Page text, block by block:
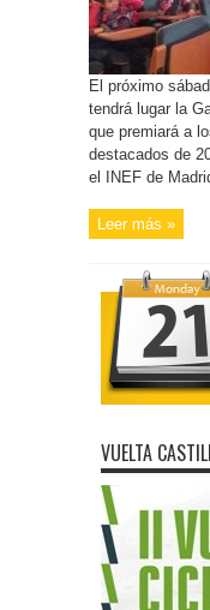
El próximo
tendrá lugar la
que premiará a
destacados de
el INEF de
Leer más »
VUELTA